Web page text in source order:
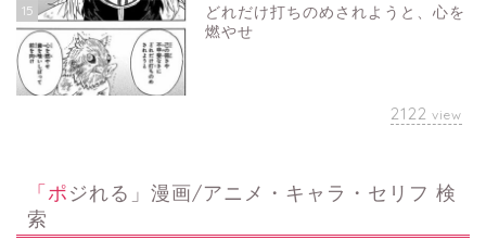
15
どれだけ打ちのめされようと、心を
燃やせ
2122 view
「ポジれる」漫画/アニメ・キャラ・セリフ 検
索